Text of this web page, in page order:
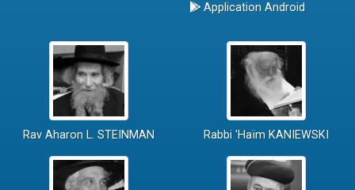
Application Android
Rav Aharon L. STEINMAN Rabbi 'Haïm KANIEWSKI